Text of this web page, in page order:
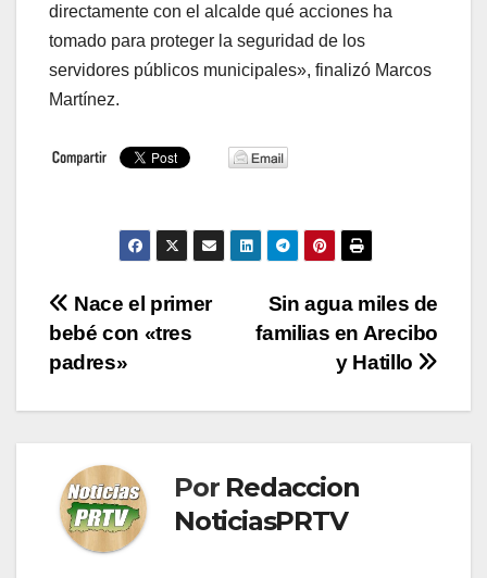
directamente con el alcalde qué acciones ha
tomado para proteger la seguridad de los
servidores públicos municipales», finalizó Marcos
Martínez.
Navegación
de
entradas
Sin agua miles de
familias en Arecibo
y Hatillo
Nace el primer
bebé con «tres
padres»
Por Redaccion
NoticiasPRTV